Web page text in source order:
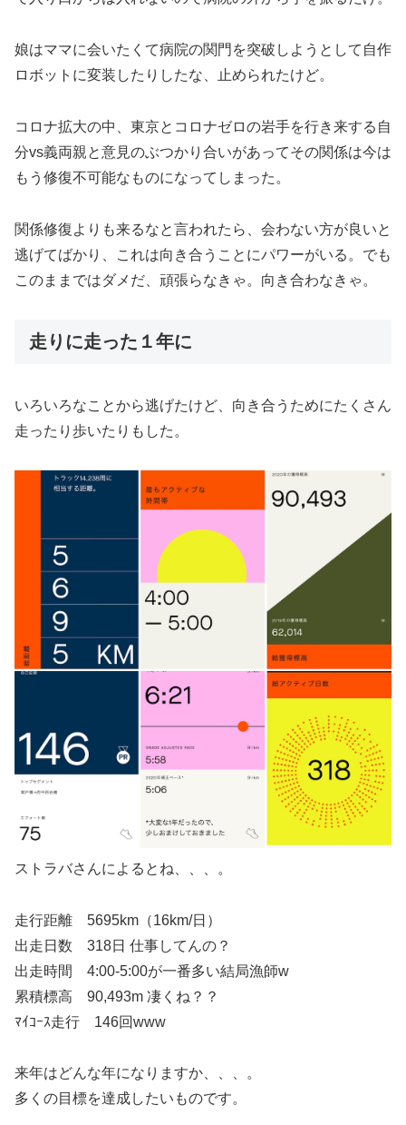
娘はママに会いたくて病院の関門を突破しようとして自作
ロボットに変装したりしたな、止められたけど。
コロナ拡大の中、東京とコロナゼロの岩手を行き来する自
分vs義両親と意見のぶつかり合いがあってその関係は今は
もう修復不可能なものになってしまった。
関係修復よりも来るなと言われたら、会わない方が良いと
逃げてばかり、これは向き合うことにパワーがいる。でも
このままではダメだ、頑張らなきゃ。向き合わなきゃ。
走りに走った１年に
いろいろなことから逃げたけど、向き合うためにたくさん
走ったり歩いたりもした。
ストラバさんによるとね、、、。
走行距離 5695km（16km/日）
出走日数 318日 仕事してんの？
出走時間 4:00-5:00が一番多い結局漁師w
累積標高 90,493m 凄くね？？
ﾏｲｺｰｽ走行 146回www
来年はどんな年になりますか、、、。
多くの目標を達成したいものです。